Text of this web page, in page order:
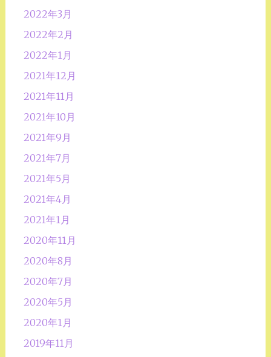
2022年3月
2022年2月
2022年1月
2021年12月
2021年11月
2021年10月
2021年9月
2021年7月
2021年5月
2021年4月
2021年1月
2020年11月
2020年8月
2020年7月
2020年5月
2020年1月
2019年11月